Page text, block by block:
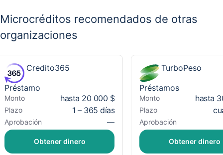
Microcréditos recomendados de otras
organizaciones
Credito365
Préstamo
Monto hasta 20 000 $
Plazo 1 – 365 días
Aprobación —
Obtener dinero
TurboPeso
Préstamos
Monto hasta
Plazo
Aprobación
Obtener dinero